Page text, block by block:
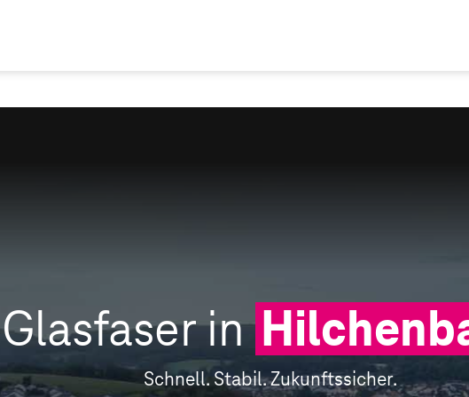
Glasfaser in
Schnell. Stabil. Zukunftssicher.